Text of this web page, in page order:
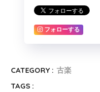
フォローする
CATEGORY : 古楽
TAGS :